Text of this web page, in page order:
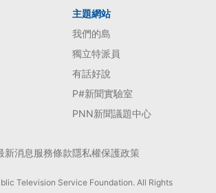
主題網站
我們的島
獨立特派員
有話好說
P#新聞實驗室
PNN新聞議題中心
新消息服務條款隱私權保護政策
Television Service Foundation. All Rights